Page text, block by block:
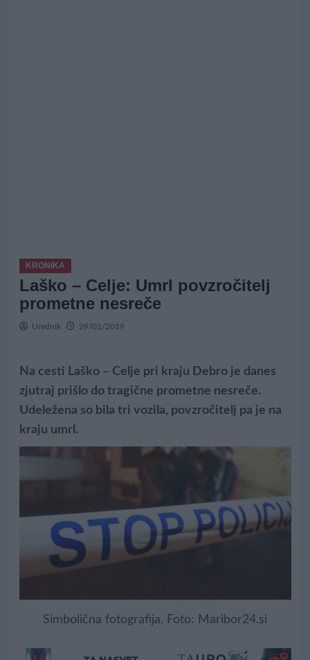
KRONIKA
Laško – Celje: Umrl povzročitelj
prometne nesreče
Urednik 29/01/2019
Na cesti Laško – Celje pri kraju Debro je danes
zjutraj prišlo do tragične prometne nesreče.
Udeležena so bila tri vozila, povzročitelj pa je na
kraju umrl.
Simbolična fotografija. Foto: Maribor24.si